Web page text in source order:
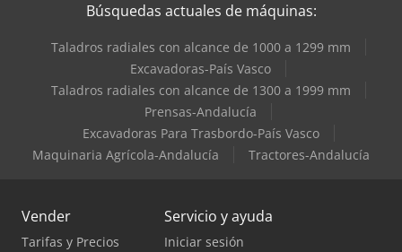
Búsquedas actuales de máquinas:
Taladros radiales con alcance de 1000 a 1299 mm
Excavadoras-País Vasco
Taladros radiales con alcance de 1300 a 1999 mm
Prensas-Andalucía
Excavadoras Para Trasbordo-País Vasco
Maquinaria Agrícola-Andalucía
Tractores-Andalucía
Vender
Tarifas y Precios
Servicio y ayuda
Iniciar sesión